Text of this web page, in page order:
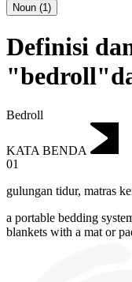
Noun (1)
Definisi
Bedroll
KATA BENDA
01
gulungan tidur, matras
a portable bedding
blankets with a mat or